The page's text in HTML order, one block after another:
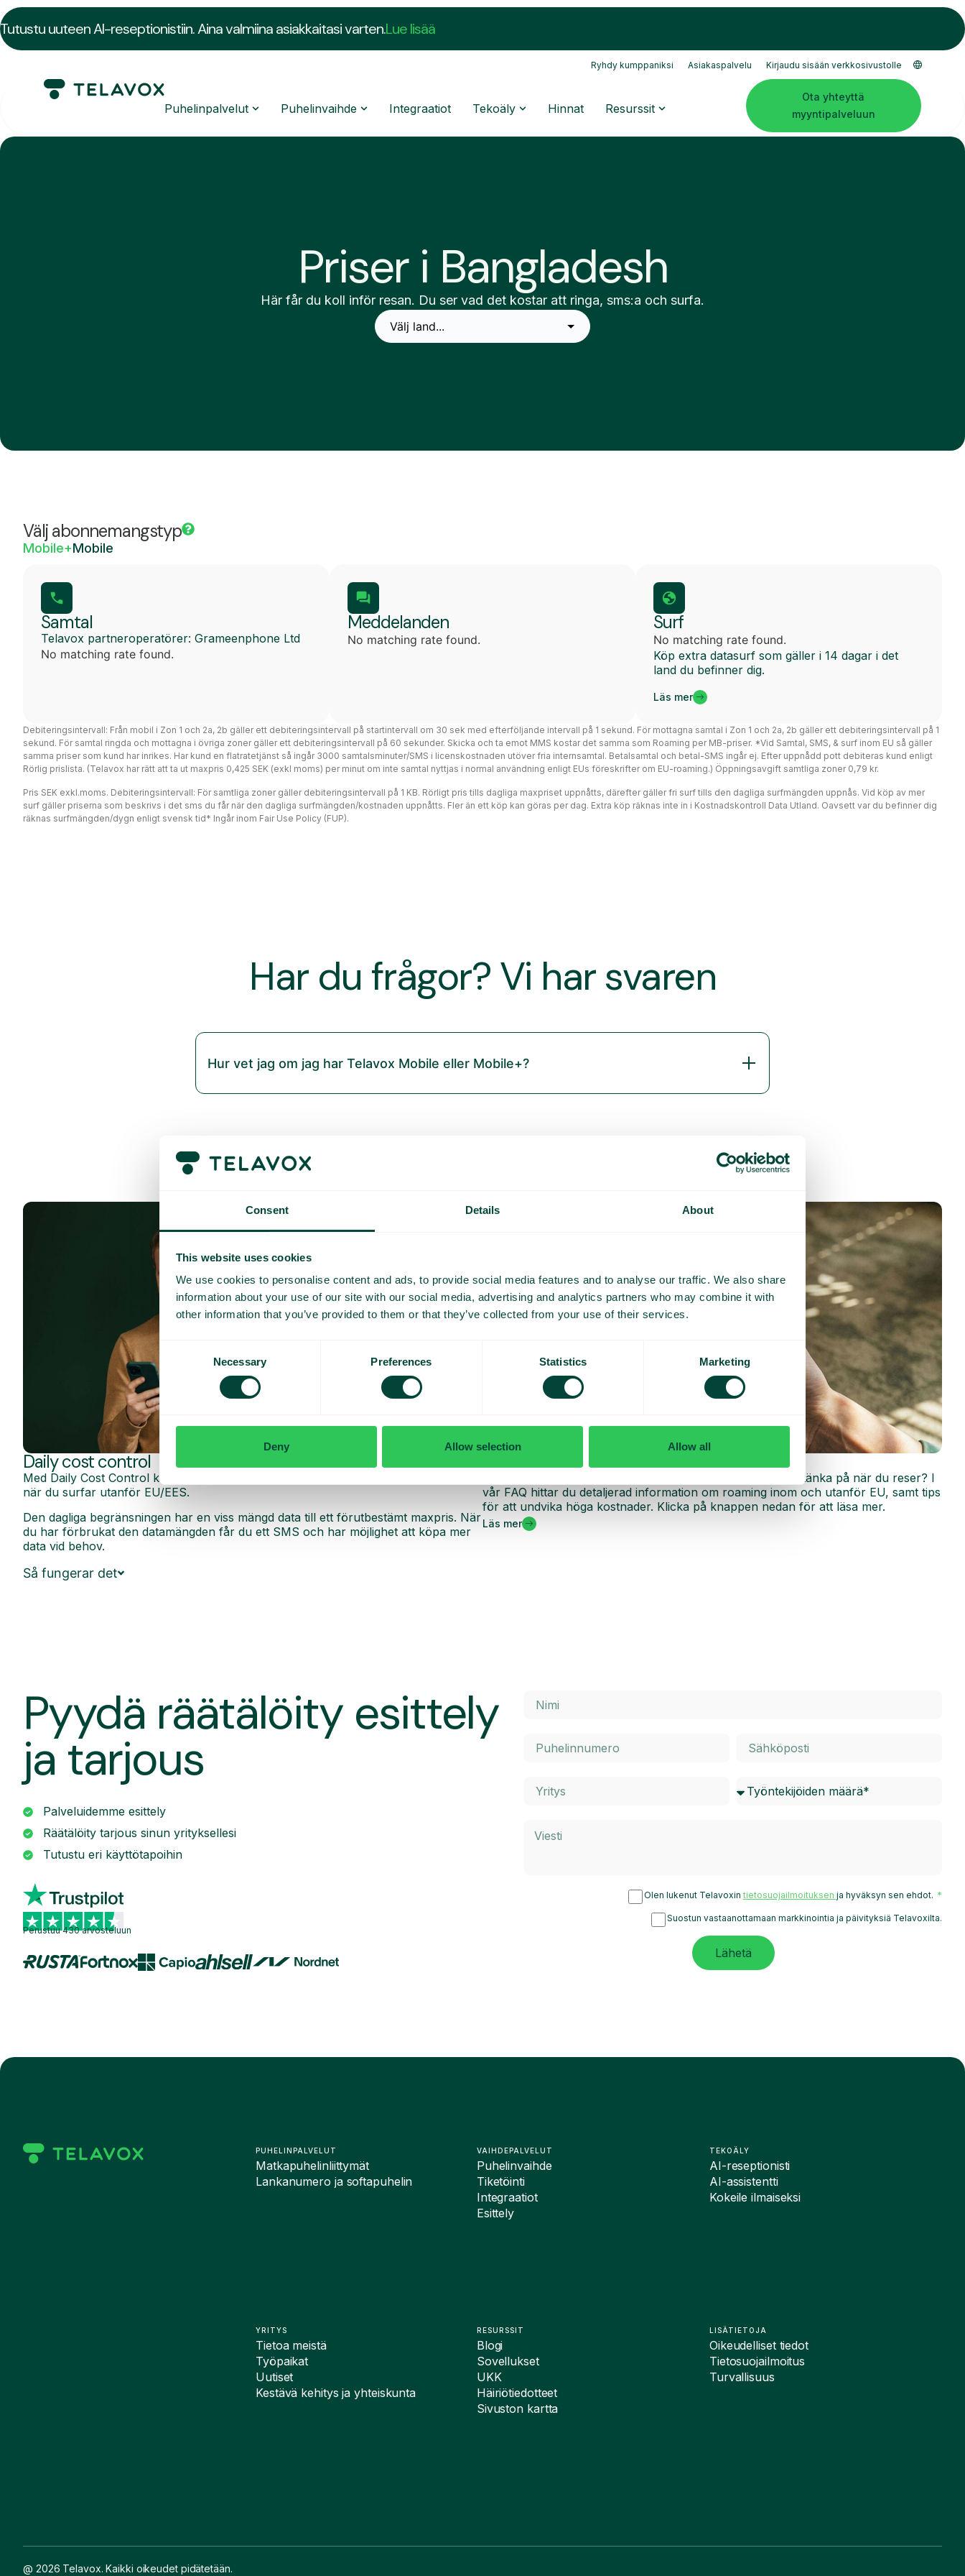
Consent Details About
This website uses cookies
We use cookies to personalise content and ads, to provide social media features and to analyse our traffic. We also share
information about your use of our site with our social media, advertising and analytics partners who may combine it with
other information that you’ve provided to them or that they’ve collected from your use of their services.
Necessary Preferences Statistics Marketing
Deny Allow selection Allow all
Tutustu uuteen AI-reseptionistiin. Aina valmiina asiakkaitasi varten.Lue lisää
Ryhdy kumppaniksi Asiakaspalvelu Kirjaudu sisään verkkosivustolle
Puhelinpalvelut Puhelinvaihde Integraatiot Tekoäly Hinnat Resurssit
Ota yhteyttä
myyntipalveluun
Priser i Bangladesh
Här får du koll inför resan. Du ser vad det kostar att ringa, sms:a och surfa.
Välj abonnemangstyp
Mobile+Mobile
Samtal
Telavox partneroperatörer: Grameenphone Ltd
No matching rate found.
Meddelanden
No matching rate found.
Surf
No matching rate found.
Köp extra datasurf som gäller i 14 dagar i det
land du befinner dig.
Läs mer
Debiteringsintervall: Från mobil i Zon 1 och 2a, 2b gäller ett debiteringsintervall på startintervall om 30 sek med efterföljande intervall på 1 sekund. För mottagna samtal i Zon 1 och 2a, 2b gäller ett debiteringsintervall på 1
sekund. För samtal ringda och mottagna i övriga zoner gäller ett debiteringsintervall på 60 sekunder. Skicka och ta emot MMS kostar det samma som Roaming per MB-priser. *Vid Samtal, SMS, & surf inom EU så gäller
samma priser som kund har inrikes. Har kund en flatratetjänst så ingår 3000 samtalsminuter/SMS i licenskostnaden utöver fria internsamtal. Betalsamtal och betal-SMS ingår ej. Efter uppnådd pott debiteras kund enligt
Rörlig prislista. (Telavox har rätt att ta ut maxpris 0,425 SEK (exkl moms) per minut om inte samtal nyttjas i normal användning enligt EUs föreskrifter om EU-roaming.) Öppningsavgift samtliga zoner 0,79 kr.
Pris SEK exkl.moms. Debiteringsintervall: För samtliga zoner gäller debiteringsintervall på 1 KB. Rörligt pris tills dagliga maxpriset uppnåtts, därefter gäller fri surf tills den dagliga surfmängden uppnås. Vid köp av mer
surf gäller priserna som beskrivs i det sms du får när den dagliga surfmängden/kostnaden uppnåtts. Fler än ett köp kan göras per dag. Extra köp räknas inte in i Kostnadskontroll Data Utland. Oavsett var du befinner dig
räknas surfmängden/dygn enligt svensk tid* Ingår inom Fair Use Policy (FUP).
Har du frågor? Vi har svaren
Hur vet jag om jag har Telavox Mobile eller Mobile+?
Daily cost control
Med Daily Cost Control kan du som kund hålla bättre koll på dina dagliga kostnader
när du surfar utanför EU/EES.
Den dagliga begränsningen har en viss mängd data till ett förutbestämt maxpris. När
du har förbrukat den datamängden får du ett SMS och har möjlighet att köpa mer
data vid behov.
Så fungerar det
Vanliga frågor och svar
Vill du veta mer om hur roaming fungerar och vad du bör tänka på när du reser? I
vår FAQ hittar du detaljerad information om roaming inom och utanför EU, samt tips
för att undvika höga kostnader. Klicka på knappen nedan för att läsa mer.
Läs mer
Pyydä räätälöity esittely
ja tarjous
Palveluidemme esittely
Räätälöity tarjous sinun yrityksellesi
Tutustu eri käyttötapoihin
Perustuu 430 arvosteluun
Olen lukenut Telavoxin tietosuojailmoituksen ja hyväksyn sen ehdot.
Suostun vastaanottamaan markkinointia ja päivityksiä Telavoxilta.
Lähetä
PUHELINPALVELUT
Matkapuhelinliittymät
Lankanumero ja softapuhelin
YRITYS
Tietoa meistä
Työpaikat
Uutiset
Kestävä kehitys ja yhteiskunta
VAIHDEPALVELUT
Puhelinvaihde
Tiketöinti
Integraatiot
Esittely
RESURSSIT
Blogi
Sovellukset
UKK
Häiriötiedotteet
Sivuston kartta
TEKOÄLY
AI-reseptionisti
AI-assistentti
Kokeile ilmaiseksi
LISÄTIETOJA
Oikeudelliset tiedot
Tietosuojailmoitus
Turvallisuus
@ 2026 Telavox. Kaikki oikeudet pidätetään.